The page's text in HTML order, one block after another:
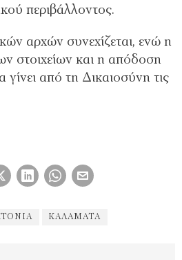
περιβάλλοντος.
αρχών συνεχίζεται, ενώ η
στοιχείων και η απόδοση
από τη Δικαιοσύνη τις
ΚΑΛΑΜΆΤΑ